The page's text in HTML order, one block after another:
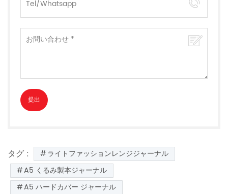
タグ :
ライトファッションレンジジャーナル
A5 くるみ製本ジャーナル
A5 ハードカバー ジャーナル